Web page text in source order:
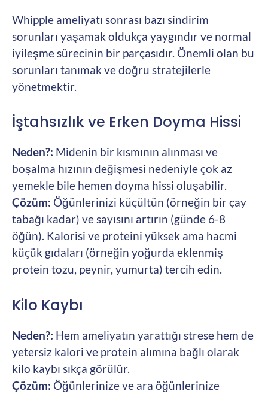
Whipple ameliyatı sonrası bazı sindirim
sorunları yaşamak oldukça yaygındır ve normal
iyileşme sürecinin bir parçasıdır. Önemli olan bu
sorunları tanımak ve doğru stratejilerle
yönetmektir.
İştahsızlık ve Erken Doyma Hissi
Neden?: Midenin bir kısmının alınması ve
boşalma hızının değişmesi nedeniyle çok az
yemekle bile hemen doyma hissi oluşabilir.
Çözüm: Öğünlerinizi küçültün (örneğin bir çay
tabağı kadar) ve sayısını artırın (günde 6-8
öğün). Kalorisi ve proteini yüksek ama hacmi
küçük gıdaları (örneğin yoğurda eklenmiş
protein tozu, peynir, yumurta) tercih edin.
Kilo Kaybı
Neden?: Hem ameliyatın yarattığı strese hem de
yetersiz kalori ve protein alımına bağlı olarak
kilo kaybı sıkça görülür.
Çözüm: Öğünlerinize ve ara öğünlerinize